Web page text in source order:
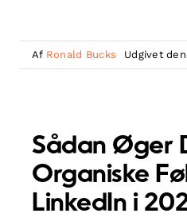
Af Ronald Bucks Udgivet
Sådan Øger
Organiske
LinkedIn i